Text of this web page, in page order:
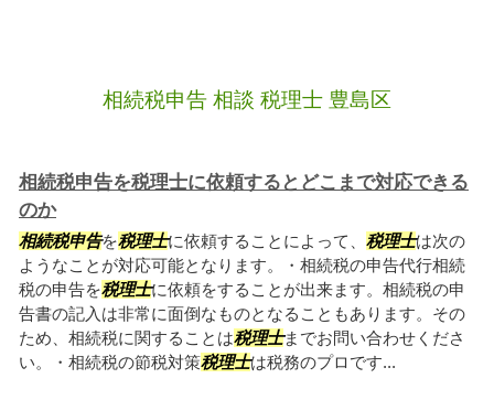
相続税申告 相談 税理士 豊島区
相続税申告を税理士に依頼するとどこまで対応できる
のか
相続税申告を税理士に依頼することによって、 税理士は次の
ようなことが対応可能となります。・相続税の申告代行相続
税の申告を税理士に依頼をすることが出来ます。相続税の申
告書の記入は非常に面倒なものとなることもあります。その
ため、相続税に関することは税理士までお問い合わせくださ
い。・相続税の節税対策税理士は税務のプロです...